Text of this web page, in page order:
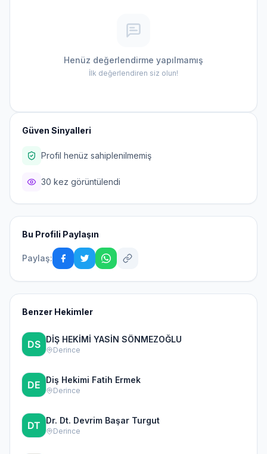
Henüz değerlendirme yapılmamış
İlk değerlendiren siz olun!
Güven Sinyalleri
Profil henüz sahiplenilmemiş
30 kez görüntülendi
Bu Profili Paylaşın
Paylaş:
Benzer Hekimler
DİŞ HEKİMİ YASİN SÖNMEZOĞLU
Derince
Diş Hekimi Fatih Ermek
Derince
Dr. Dt. Devrim Başar Turgut
Derince